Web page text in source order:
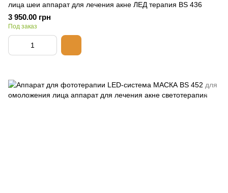
лица шеи аппарат для лечения акне ЛЕД терапия BS 436
3 950.00 грн
Под заказ